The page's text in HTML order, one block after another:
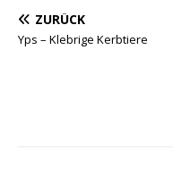
ZURÜCK
Yps – Klebrige Kerbtiere